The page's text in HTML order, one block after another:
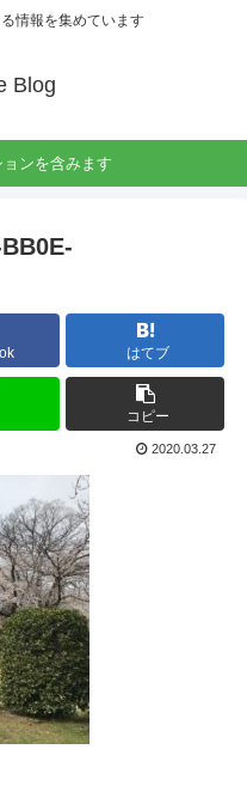
情報を集めています
Blog
ンを含みます
はてブ
コピー
2020.03.27